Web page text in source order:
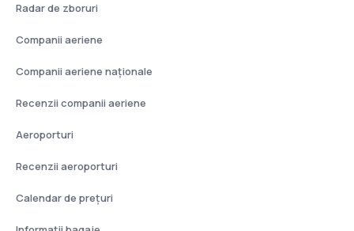
Radar de zboruri
Companii aeriene
Companii aeriene naţionale
Recenzii companii aeriene
Aeroporturi
Recenzii aeroporturi
Calendar de prețuri